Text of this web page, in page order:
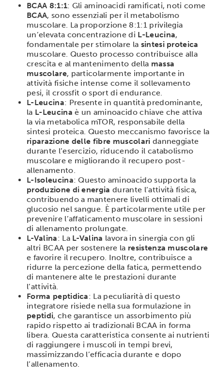
BCAA 8:1:1: Gli aminoacidi ramificati, noti come
BCAA, sono essenziali per il metabolismo
muscolare. La proporzione 8:1:1 privilegia
un’elevata concentrazione di L-Leucina,
fondamentale per stimolare la sintesi proteica
muscolare. Questo processo contribuisce alla
crescita e al mantenimento della massa
muscolare, particolarmente importante in
attività fisiche intense come il sollevamento
pesi, il crossfit o sport di endurance.
L-Leucina: Presente in quantità predominante,
la L-Leucina è un aminoacido chiave che attiva
la via metabolica mTOR, responsabile della
sintesi proteica. Questo meccanismo favorisce la
riparazione delle fibre muscolari danneggiate
durante l’esercizio, riducendo il catabolismo
muscolare e migliorando il recupero post-
allenamento.
L-Isoleucina: Questo aminoacido supporta la
produzione di energia durante l’attività fisica,
contribuendo a mantenere livelli ottimali di
glucosio nel sangue. È particolarmente utile per
prevenire l’affaticamento muscolare in sessioni
di allenamento prolungate.
L-Valina: La L-Valina lavora in sinergia con gli
altri BCAA per sostenere la resistenza muscolare
e favorire il recupero. Inoltre, contribuisce a
ridurre la percezione della fatica, permettendo
di mantenere alte le prestazioni durante
l’attività.
Forma peptidica: La peculiarità di questo
integratore risiede nella sua formulazione in
peptidi, che garantisce un assorbimento più
rapido rispetto ai tradizionali BCAA in forma
libera. Questa caratteristica consente ai nutrienti
di raggiungere i muscoli in tempi brevi,
massimizzando l’efficacia durante e dopo
l’allenamento.